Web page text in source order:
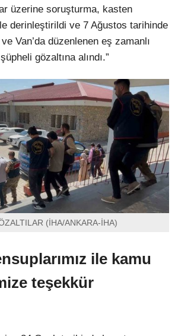
üzerine soruşturma, kasten
derinleştirildi ve 7 Ağustos tarihinde
Van’da düzenlenen eş zamanlı
gözaltına alındı.”
(İHA/ANKARA-İHA)
ile kamu
teşekkür